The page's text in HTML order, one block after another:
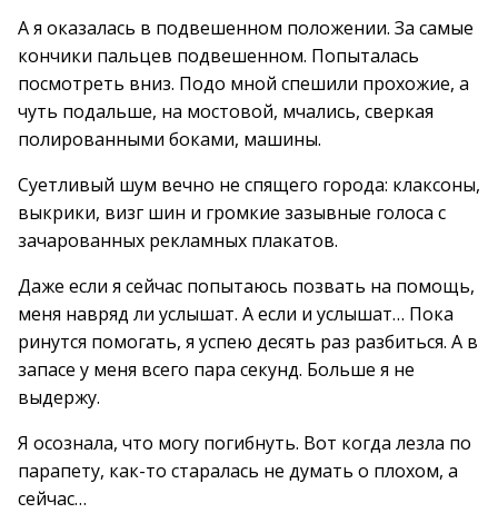
А я оказалась в подвешенном положении. За самые
кончики пальцев подвешенном. Попыталась
посмотреть вниз. Подо мной спешили прохожие, а
чуть подальше, на мостовой, мчались, сверкая
полированными боками, машины.
Суетливый шум вечно не спящего города: клаксоны,
выкрики, визг шин и громкие зазывные голоса с
зачарованных рекламных плакатов.
Даже если я сейчас попытаюсь позвать на помощь,
меня навряд ли услышат. А если и услышат… Пока
ринутся помогать, я успею десять раз разбиться. А в
запасе у меня всего пара секунд. Больше я не
выдержу.
Я осознала, что могу погибнуть. Вот когда лезла по
парапету, как-то старалась не думать о плохом, а
сейчас…